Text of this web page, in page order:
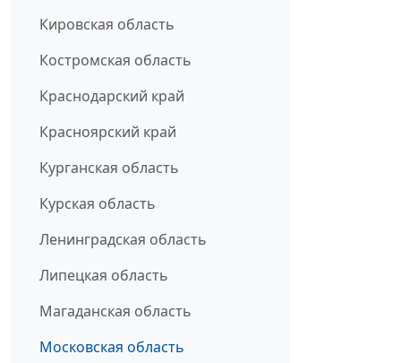
Кировская область
Костромская область
Краснодарский край
Красноярский край
Курганская область
Курская область
Ленинградская область
Липецкая область
Магаданская область
Московская область